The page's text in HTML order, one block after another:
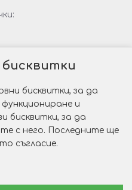
бисквитки, за да
и
бисквитки, за да
с него. Последните ще
съгласие.